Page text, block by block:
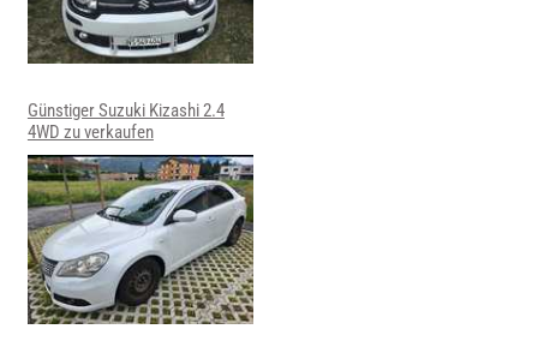
Günstiger Suzuki Kizashi 2.4
4WD zu verkaufen